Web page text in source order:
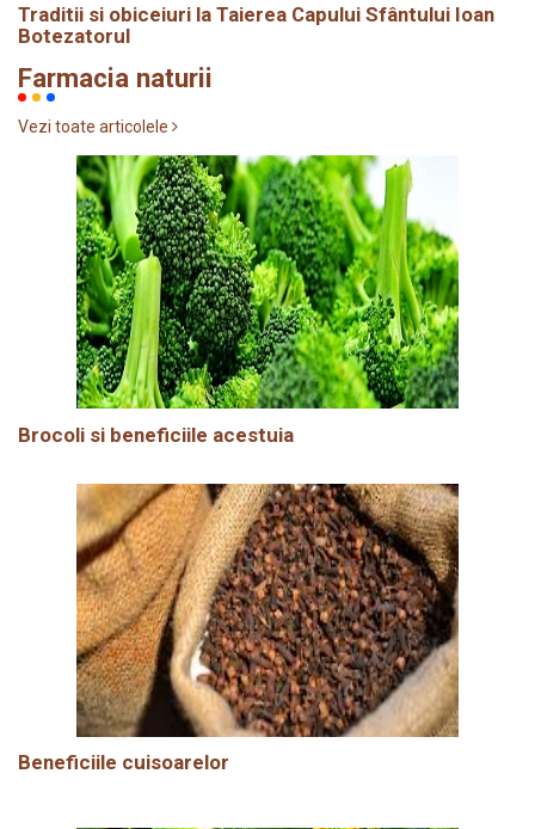
Traditii si obiceiuri la Taierea Capului Sfântului Ioan
Botezatorul
Farmacia naturii
Vezi toate articolele
Brocoli si beneficiile acestuia
Beneficiile cuisoarelor